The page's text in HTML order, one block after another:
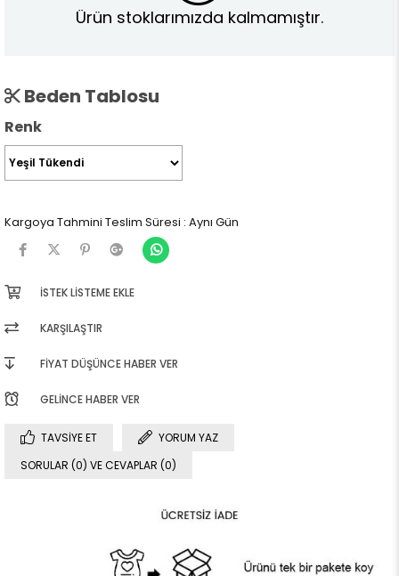
Ürün stoklarımızda kalmamıştır.
Beden Tablosu
Renk
Kargoya Tahmini Teslim Süresi : Aynı Gün
İSTEK LISTEME EKLE
KARŞILAŞTIR
FIYAT DÜŞÜNCE HABER VER
GELINCE HABER VER
TAVSIYE ET
YORUM YAZ
SORULAR (0) VE CEVAPLAR (0)